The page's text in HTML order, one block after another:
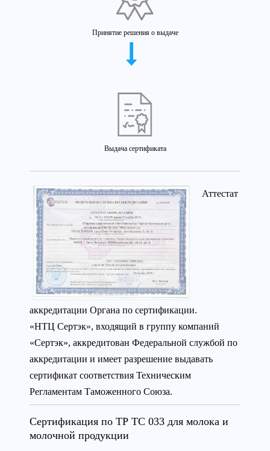
Принятие решения о выдаче
Выдача сертификата
Аттестат
аккредитации Органа по сертификации.
«НТЦ Сертэк», входящий в группу компаний
«Сертэк», аккредитован Федеральной службой по
аккредитации и имеет разрешение выдавать
сертификат соответствия Техническим
Регламентам Таможенного Союза.
Сертификация по ТР ТС 033 для молока и
молочной продукции